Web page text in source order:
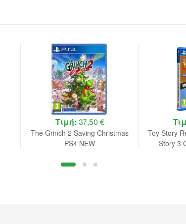
Τιμή: 37,50 €
The Grinch 2 Saving Christmas
PS4 NEW
Toy Story
Story 3